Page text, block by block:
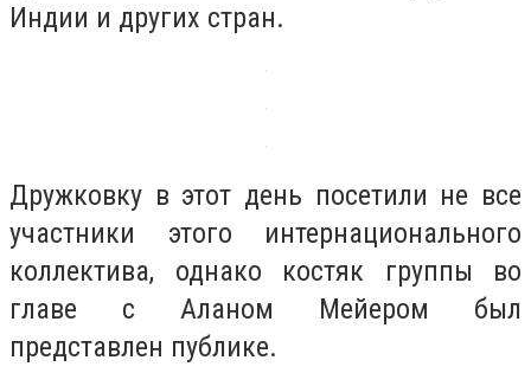
Индии и других стран.
Дружковку в этот день посетили не все
участники этого интернационального
коллектива, однако костяк группы во
главе с Аланом Мейером был
представлен публике.